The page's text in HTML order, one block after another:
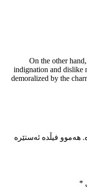
On the other
indignation and dislike
demoralized by the
هەموو فیڵدە ئەستێرە
*